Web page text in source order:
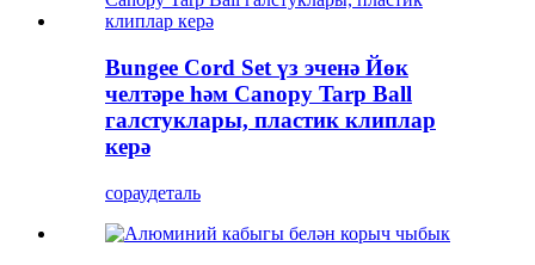
Bungee Cord Set үз эченә Йөк
челтәре һәм Canopy Tarp Ball
галстуклары, пластик клиплар
керә
сораудеталь